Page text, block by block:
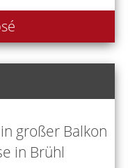
großer Balkon
in Brühl